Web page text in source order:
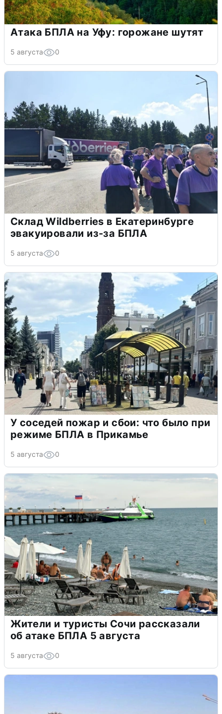
Атака БПЛА на Уфу: горожане шутят
5 августа 0
Склад Wildberries в Екатеринбурге
эвакуировали из-за БПЛА
5 августа 0
У соседей пожар и сбои: что было при
режиме БПЛА в Прикамье
5 августа 0
Жители и туристы Сочи рассказали
об атаке БПЛА 5 августа
5 августа 0